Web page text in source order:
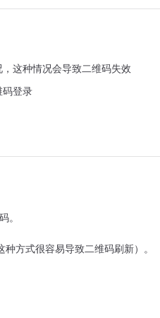
这种情况会导致二维码失效
码登录
。
方式很容易导致二维码刷新）。